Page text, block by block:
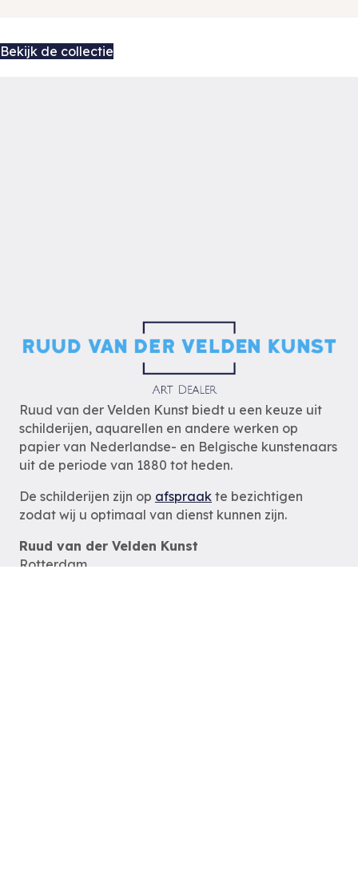
Bekijk de collectie
Ruud van der Velden Kunst biedt u een keuze uit
schilderijen, aquarellen en andere werken op
papier van Nederlandse- en Belgische kunstenaars
uit de periode van 1880 tot heden.
De schilderijen zijn op afspraak te bezichtigen
zodat wij u optimaal van dienst kunnen zijn.
Ruud van der Velden Kunst
Rotterdam